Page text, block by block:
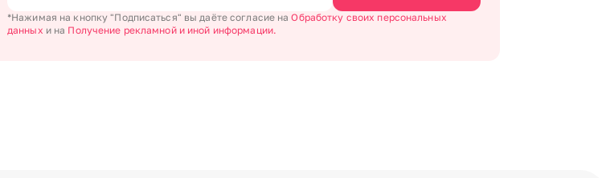
*Нажимая на кнопку "Подписаться" вы даёте согласие наОбработку своих персональных
данных и на Получение рекламной и иной информации.